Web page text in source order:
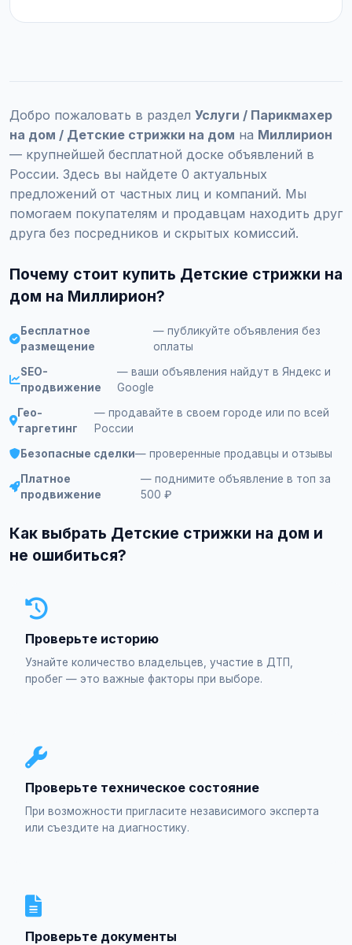
Добро пожаловать в раздел Услуги / Парикмахер
на дом / Детские стрижки на дом на Миллирион
— крупнейшей бесплатной доске объявлений в
России. Здесь вы найдете 0 актуальных
предложений от частных лиц и компаний. Мы
помогаем покупателям и продавцам находить друг
друга без посредников и скрытых комиссий.
Почему стоит купить Детские стрижки на
дом на Миллирион?
Бесплатное
размещение
— публикуйте объявления без
оплаты
SEO-
продвижение
— ваши объявления найдут в Яндекс и
Google
Гео-
таргетинг
— продавайте в своем городе или по всей
России
Безопасные сделки— проверенные продавцы и отзывы
Платное
продвижение
— поднимите объявление в топ за
500 ₽
Как выбрать Детские стрижки на дом и
не ошибиться?
Проверьте историю
Узнайте количество владельцев, участие в ДТП,
пробег — это важные факторы при выборе.
Проверьте техническое состояние
При возможности пригласите независимого эксперта
или съездите на диагностику.
Проверьте документы